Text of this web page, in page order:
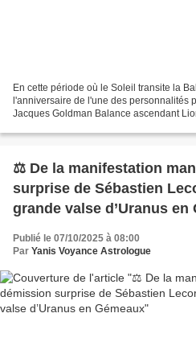
En cette période où le Soleil transite la
l'anniversaire de l'une des personnalités
Jacques Goldman Balance ascendant
⚖️ De la manifestation
surprise de Sébastien
grande valse d’Uranus en
Publié le 07/10/2025 à 08:00
Par Yanis Voyance Astrologue